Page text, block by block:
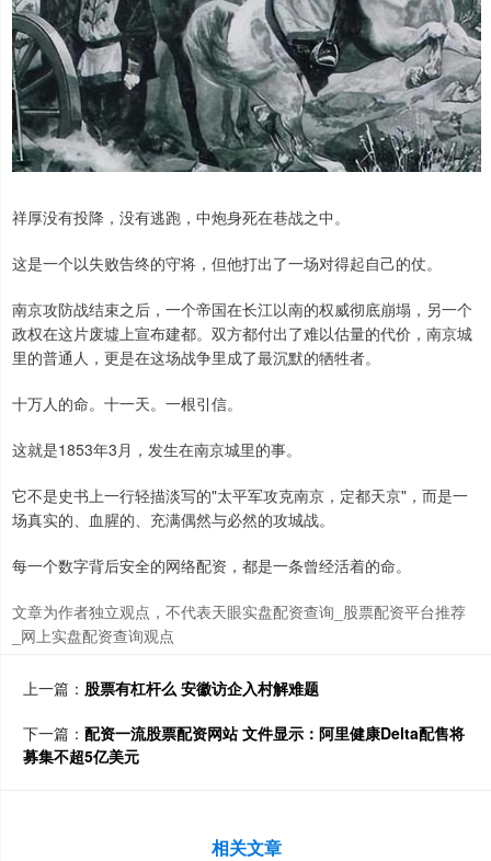
祥厚没有投降，没有逃跑，中炮身死在巷战之中。
这是一个以失败告终的守将，但他打出了一场对得起自己的仗。
南京攻防战结束之后，一个帝国在长江以南的权威彻底崩塌，另一个
政权在这片废墟上宣布建都。双方都付出了难以估量的代价，南京城
里的普通人，更是在这场战争里成了最沉默的牺牲者。
十万人的命。十一天。一根引信。
这就是1853年3月，发生在南京城里的事。
它不是史书上一行轻描淡写的"太平军攻克南京，定都天京"，而是一
场真实的、血腥的、充满偶然与必然的攻城战。
每一个数字背后安全的网络配资，都是一条曾经活着的命。
文章为作者独立观点，不代表天眼实盘配资查询_股票配资平台推荐
_网上实盘配资查询观点
上一篇： 股票有杠杆么 安徽访企入村解难题
下一篇： 配资一流股票配资网站 文件显示：阿里健康Delta配售将
募集不超5亿美元
相关文章